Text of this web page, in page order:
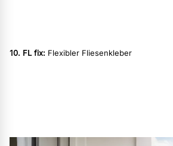
10. FL fix: Flexibler Fliesenkleber